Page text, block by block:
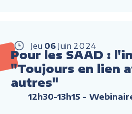
Jeu 06 Juin 2024
Pour les SAAD :
"Toujours en lien
autres"
12h30-13h15 -